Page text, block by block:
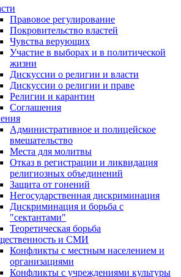
Правовое регулирование
Покровительство властей
Чувства верующих
Участие в выборах и в политической
жизни
Дискуссии о религии и власти
Дискуссии о религии и праве
Религии и карантин
Соглашения
Административное и полицейское
вмешательство
Места для молитвы
Отказ в регистрации и ликвидация
религиозных объединений
Защита от гонений
Негосударственная дискриминация
Дискриминация и борьба с
"сектантами"
Теоретическая борьба
и СМИ
Конфликты с местным населением и
организациями
Конфликты с учреждениями культуры